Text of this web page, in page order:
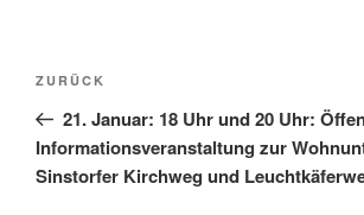
Beitragsnavigation
Vorheriger
Beitrag
ZURÜCK
21. Januar: 18 Uhr und 20 Uhr:
Informationsveranstaltung zur
Sinstorfer Kirchweg und